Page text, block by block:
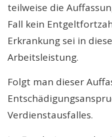
teilweise die
Fall kein
Erkrankung sei in
Arbeitsleistung.
Folgt man dieser
Verdienstausfalles.